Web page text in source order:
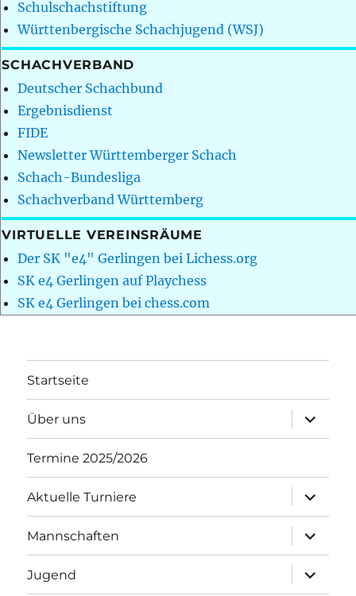
Schulschachstiftung
Württenbergische Schachjugend (WSJ)
SCHACHVERBAND
Deutscher Schachbund
Ergebnisdienst
FIDE
Newsletter Württemberger Schach
Schach-Bundesliga
Schachverband Württemberg
VIRTUELLE VEREINSRÄUME
Der SK "e4" Gerlingen bei Lichess.org
SK e4 Gerlingen auf Playchess
SK e4 Gerlingen bei chess.com
Startseite
Über uns
öffnen
Termine 2025/2026
Aktuelle Turniere
öffnen
Mannschaften
öffnen
Jugend
öffnen